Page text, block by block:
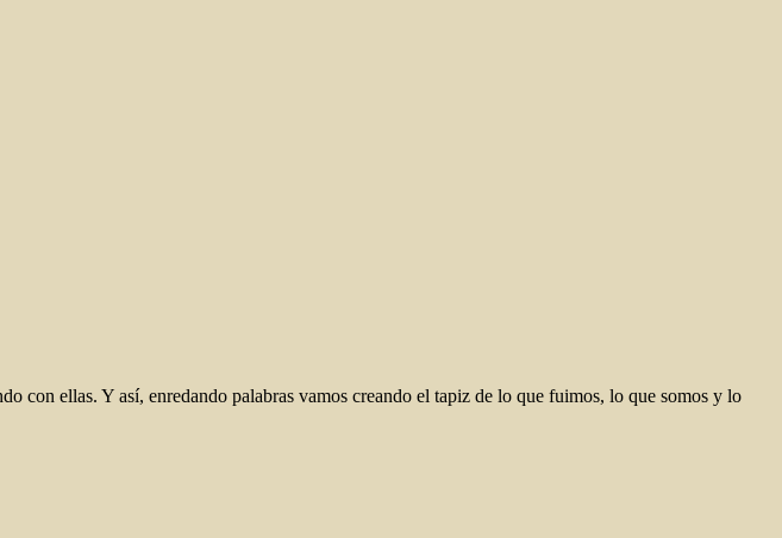
con ellas. Y así, enredando palabras vamos creando el tapiz de lo que fuimos, lo que somos y lo